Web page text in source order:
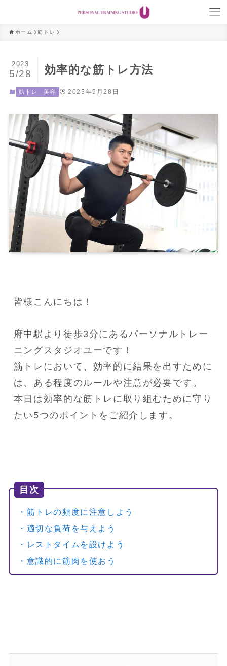
ホーム 筋トレ
効率的な筋トレ方法
2023
5/28
筋トレ 美容 2023年5月28日
皆様こんにちは！
府中駅より徒歩3分にあるパーソナルトレー
ニングスタジオユーです！
筋トレにおいて、効率的に結果を出すために
は、ある程度のルールや注意が必要です。
本日は効率的な筋トレに取り組むために守り
たい5つのポイントをご紹介します。
目次
・筋トレの頻度に注意しよう
・適切な負荷を与えよう
・レストタイムを設けよう
・意識的に筋肉を使おう